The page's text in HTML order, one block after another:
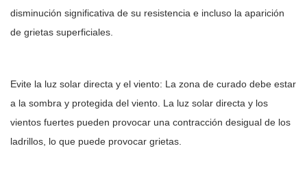
disminución significativa de su resistencia e incluso la aparición
de grietas superficiales.
Evite la luz solar directa y el viento: La zona de curado debe estar
a la sombra y protegida del viento. La luz solar directa y los
vientos fuertes pueden provocar una contracción desigual de los
ladrillos, lo que puede provocar grietas.